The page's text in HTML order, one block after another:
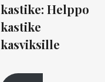
kastike: Helppo
kastike
kasviksille